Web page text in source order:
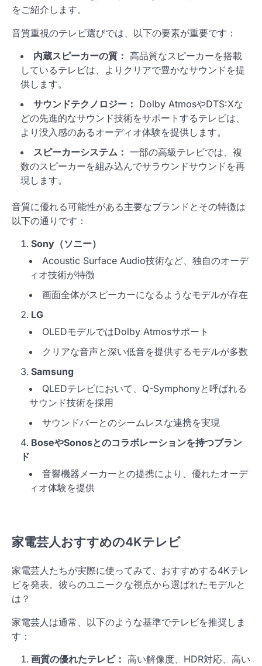
をご紹介します。
音質重視のテレビ選びでは、以下の要素が重要です：
内蔵スピーカーの質： 高品質なスピーカーを搭載
しているテレビは、よりクリアで豊かなサウンドを提
供します。
サウンドテクノロジー： Dolby AtmosやDTS:Xな
どの先進的なサウンド技術をサポートするテレビは、
より没入感のあるオーディオ体験を提供します。
スピーカーシステム： 一部の高級テレビでは、複
数のスピーカーを組み込んでサラウンドサウンドを再
現します。
音質に優れる可能性がある主要なブランドとその特徴は
以下の通りです：
Sony（ソニー）
Acoustic Surface Audio技術など、独自のオーデ
ィオ技術が特徴
画面全体がスピーカーになるようなモデルが存在
LG
OLEDモデルではDolby Atmosサポート
クリアな音声と深い低音を提供するモデルが多数
Samsung
QLEDテレビにおいて、Q-Symphonyと呼ばれる
サウンド技術を採用
サウンドバーとのシームレスな連携を実現
BoseやSonosとのコラボレーションを持つブラン
ド
音響機器メーカーとの提携により、優れたオーデ
ィオ体験を提供
家電芸人おすすめの4Kテレビ
家電芸人たちが実際に使ってみて、おすすめする4Kテレ
ビを発表。彼らのユニークな視点から選ばれたモデルと
は？
家電芸人は通常、以下のような基準でテレビを推奨しま
す：
画質の優れたテレビ： 高い解像度、HDR対応、高い